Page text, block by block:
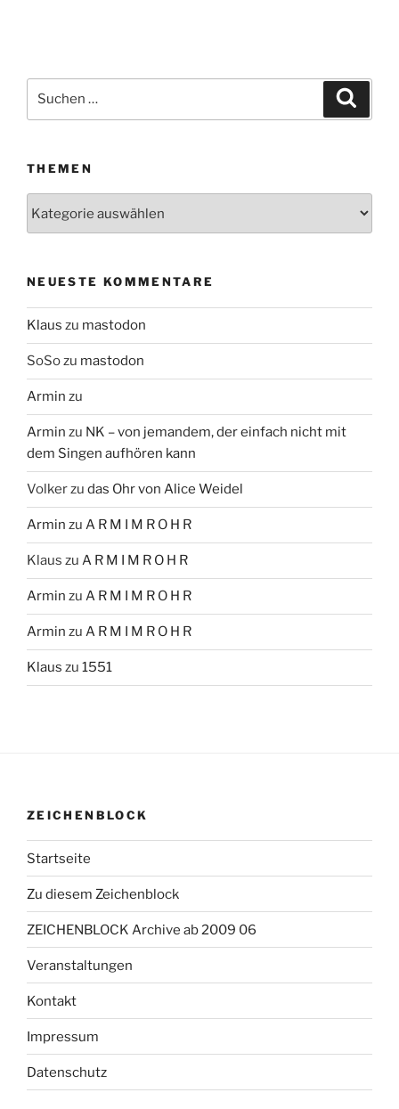
Suchen
THEMEN
NEUESTE KOMMENTARE
Klaus zu mastodon
SoSozu mastodon
Armin zu
Armin zu NK – von jemandem, der einfach nicht mit
dem Singen aufhören kann
Volkerzu das Ohr von Alice Weidel
Armin zu A R M I M R O H R
Klaus zu A R M I M R O H R
Armin zu A R M I M R O H R
Armin zu A R M I M R O H R
Klaus zu 1551
ZEICHENBLOCK
Startseite
Zu diesem Zeichenblock
ZEICHENBLOCK Archive ab 2009 06
Veranstaltungen
Kontakt
Impressum
Datenschutz